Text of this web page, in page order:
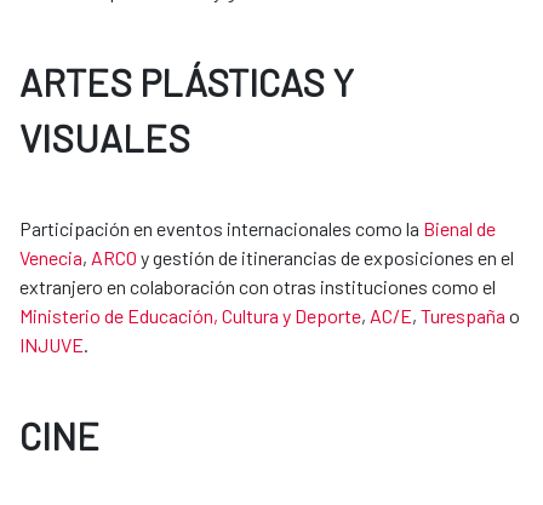
ARTES PLÁSTICAS Y
VISUALES
Participación en eventos internacionales como la Bienal de
Venecia, ARCO y gestión de itinerancias de exposiciones en el
extranjero en colaboración con otras instituciones como el
Ministerio de Educación, Cultura y Deporte, AC/E, Turespaña o
INJUVE.
CINE